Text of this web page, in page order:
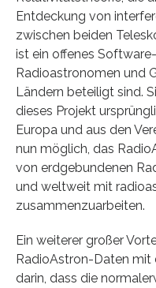
Entdeckung von
zwischen beiden
ist ein offenes
Radioastronomen und
Ländern beteiligt sind.
dieses Projekt
Europa und aus den
nun möglich, das
von erdgebundenen
und weltweit mit
zusammenzuarbeiten.
Ein weiterer großer
RadioAstron-Daten mit
darin, dass die